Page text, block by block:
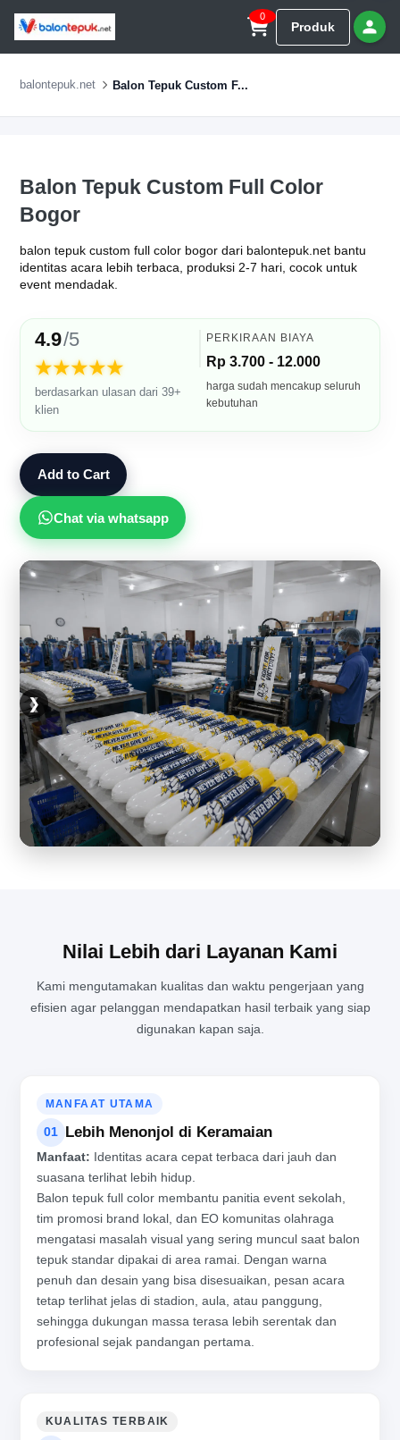
0
Produk
balontepuk.net Balon Tepuk Custom F...
Balon Tepuk Custom Full Color
Bogor
balon tepuk custom full color bogor dari balontepuk.net bantu
identitas acara lebih terbaca, produksi 2-7 hari, cocok untuk
event mendadak.
4.9/5
★★★★★
berdasarkan ulasan dari 39+
klien
PERKIRAAN BIAYA
Rp 3.700 - 12.000
harga sudah mencakup seluruh
kebutuhan
Add to Cart
Chat via whatsapp
❮
❯
Nilai Lebih dari Layanan Kami
Kami mengutamakan kualitas dan waktu pengerjaan yang
efisien agar pelanggan mendapatkan hasil terbaik yang siap
digunakan kapan saja.
MANFAAT UTAMA
01 Lebih Menonjol di Keramaian
Manfaat: Identitas acara cepat terbaca dari jauh dan
suasana terlihat lebih hidup.
Balon tepuk full color membantu panitia event sekolah,
tim promosi brand lokal, dan EO komunitas olahraga
mengatasi masalah visual yang sering muncul saat balon
tepuk standar dipakai di area ramai. Dengan warna
penuh dan desain yang bisa disesuaikan, pesan acara
tetap terlihat jelas di stadion, aula, atau panggung,
sehingga dukungan massa terasa lebih serentak dan
profesional sejak pandangan pertama.
KUALITAS TERBAIK